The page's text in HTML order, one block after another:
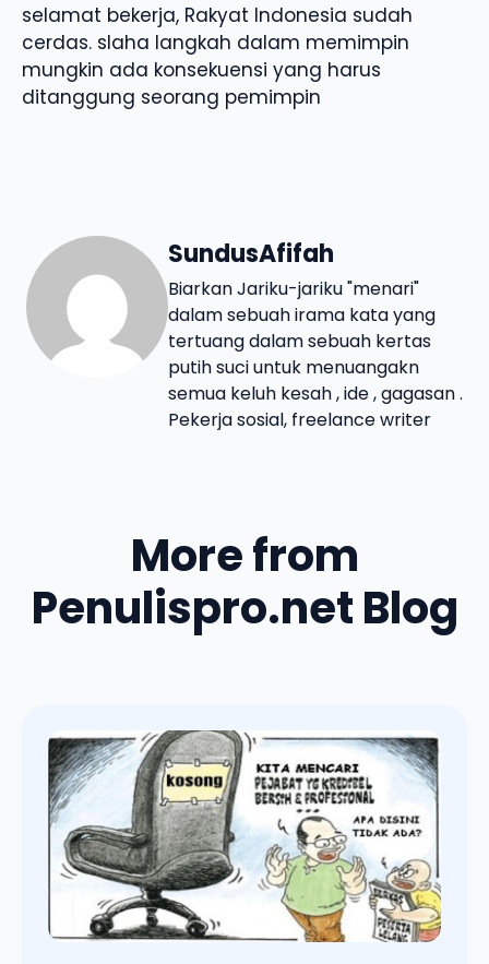
selamat bekerja, Rakyat Indonesia sudah
cerdas. slaha langkah dalam memimpin
mungkin ada konsekuensi yang harus
ditanggung seorang pemimpin
SundusAfifah
Biarkan Jariku-jariku "menari"
dalam sebuah irama kata yang
tertuang dalam sebuah kertas
putih suci untuk menuangakn
semua keluh kesah , ide , gagasan .
Pekerja sosial, freelance writer
More from
Penulispro.net Blog